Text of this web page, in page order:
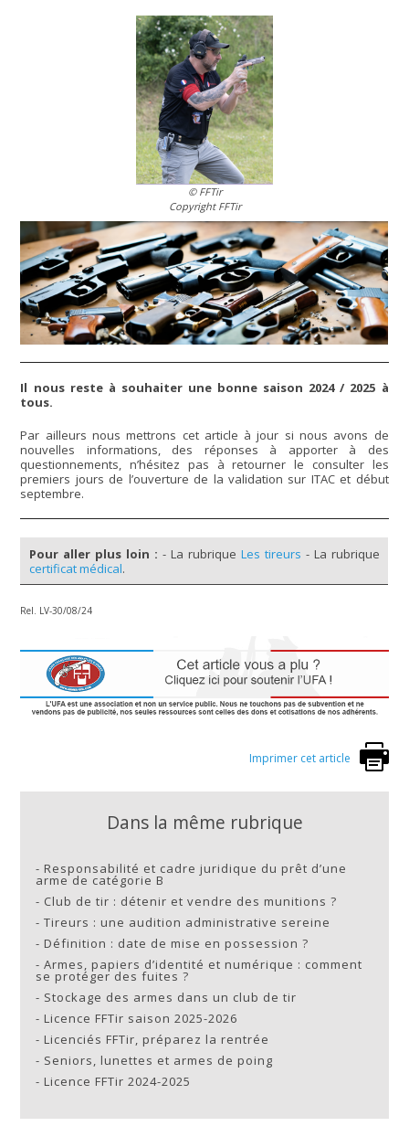
© FFTir
Copyright FFTir
Il nous reste à souhaiter une bonne saison 2024 / 2025 à
tous.
Par ailleurs nous mettrons cet article à jour si nous avons de
nouvelles informations, des réponses à apporter à des
questionnements, n’hésitez pas à retourner le consulter les
premiers jours de l’ouverture de la validation sur ITAC et début
septembre.
Pour aller plus loin : - La rubrique Les tireurs - La rubrique
certificat médical.
Rel. LV-30/08/24
Imprimer cet article
Dans la même rubrique
-Responsabilité et cadre juridique du prêt d’une
arme de catégorie B
- Club de tir : détenir et vendre des munitions ?
-Tireurs : une audition administrative sereine
-Définition : date de mise en possession ?
-Armes, papiers d’identité et numérique : comment
se protéger des fuites ?
- Stockage des armes dans un club de tir
-Licence FFTir saison 2025-2026
-Licenciés FFTir, préparez la rentrée
- Seniors, lunettes et armes de poing
-Licence FFTir 2024-2025